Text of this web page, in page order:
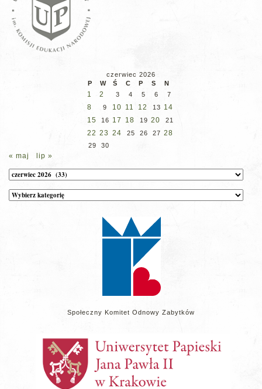
czerwiec 2026
P
W Ś C P S N
1 2 3 4 5 6 7
8 9 10 11 12 13 14
15
16 17 18 19 20 21
22 23 24 25 26 27 28
29 30
« maj lip »
Archiwum
Kategorie
wpisów
Społeczny Komitet Odnowy Zabytków